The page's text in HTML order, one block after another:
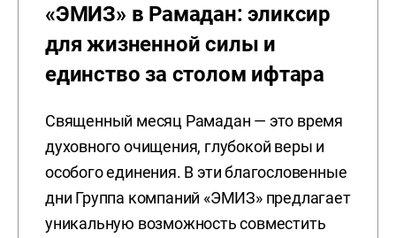
«ЭМИЗ» в Рамадан: эликсир
для жизненной силы и
единство за столом ифтара
Священный месяц Рамадан — это время
духовного очищения, глубокой веры и
особого единения. В эти благословенные
дни Группа компаний «ЭМИЗ» предлагает
уникальную возможность совместить